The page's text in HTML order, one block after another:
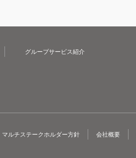
グループサービス紹介
マルチステークホルダー方針 会社概要